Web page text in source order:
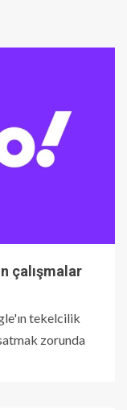
çalışmalar
tekelcilik
zorunda